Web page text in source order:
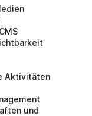
Aktivitäten
und